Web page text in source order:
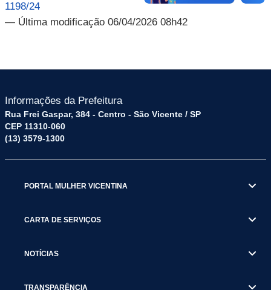
1198/24
— Última modificação 06/04/2026 08h42
Informações da Prefeitura
Rua Frei Gaspar, 384 - Centro - São Vicente / SP
CEP 11310-060
(13) 3579-1300
PORTAL MULHER VICENTINA
CARTA DE SERVIÇOS
NOTÍCIAS
TRANSPARÊNCIA